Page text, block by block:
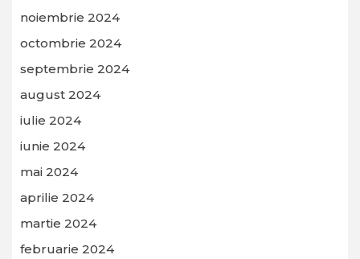
noiembrie 2024
octombrie 2024
septembrie 2024
august 2024
iulie 2024
iunie 2024
mai 2024
aprilie 2024
martie 2024
februarie 2024